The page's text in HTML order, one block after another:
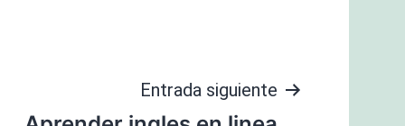
Entrada siguiente